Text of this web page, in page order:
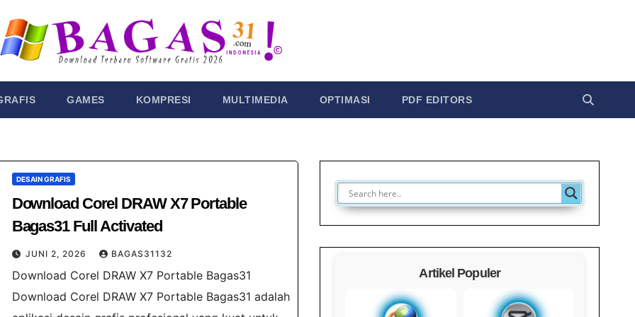
GAMES KOMPRESI MULTIMEDIA OPTIMASI PDF EDITORS
DESAIN GRAFIS
Download Corel DRAW X7 Portable
Bagas31 Full Activated
JUNI 2, 2026 BAGAS31132
Download Corel DRAW X7 Portable Bagas31
Download Corel DRAW X7 Portable Bagas31 adalah
Artikel Populer